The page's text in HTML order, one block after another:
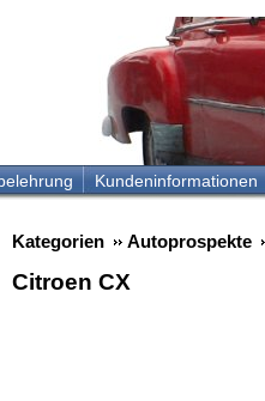
Kundeninformationen
Kategorien Autoprospekte
Citroen CX